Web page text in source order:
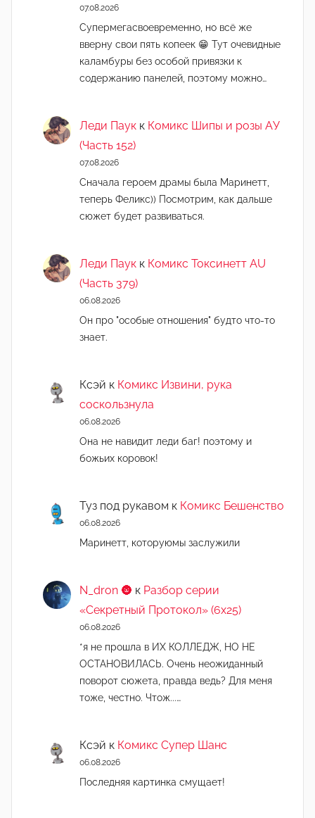
07.08.2026
Супермегасвоевременно, но всё же
вверну свои пять копеек 😁 Тут очевидные
каламбуры без особой привязки к
содержанию панелей, поэтому можно…
Леди Паук к Комикс Шипы и розы АУ
(Часть 152)
07.08.2026
Сначала героем драмы была Маринетт,
теперь Феликс)) Посмотрим, как дальше
сюжет будет развиваться.
Леди Паук к Комикс Токсинетт AU
(Часть 379)
06.08.2026
Он про "особые отношения" будто что-то
знает.
Ксэй к Комикс Извини, рука
соскользнула
06.08.2026
Она не навидит леди баг! поэтому и
божьих коровок!
Туз под рукавом к Комикс Бешенство
06.08.2026
Маринетт, которуюмы заслужили
N_dron 🌚 к Разбор серии
«Секретный Протокол» (6х25)
06.08.2026
*я не прошла в ИХ КОЛЛЕДЖ, НО НЕ
ОСТАНОВИЛАСЬ. Очень неожиданный
поворот сюжета, правда ведь? Для меня
тоже, честно. Чтож...…
Ксэй к Комикс Супер Шанс
06.08.2026
Последняя картинка смущает!